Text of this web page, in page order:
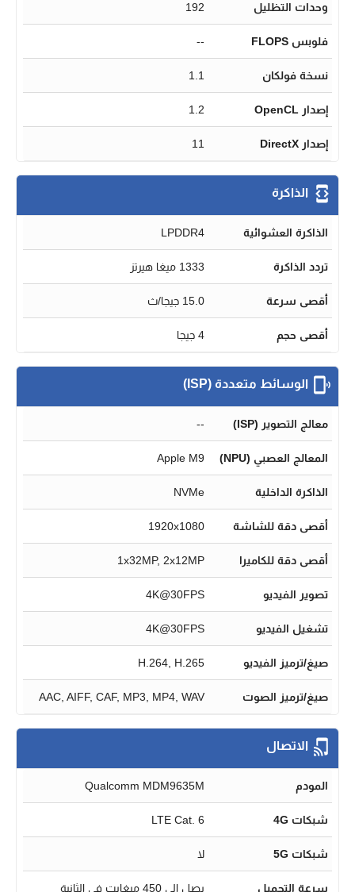
وحدات التظليل 192
فلوبس FLOPS --
نسخة فولكان 1.1
إصدار OpenCL 1.2
إصدار DirectX 11
الذاكرة
الذاكرة العشوائية LPDDR4
تردد الذاكرة 1333 ميغا هيرتز
أقصى سرعة 15.0 جيجا/ث
أقصى حجم 4 جيجا
الوسائط متعددة (ISP)
معالج التصوير (ISP) --
المعالج العصبي (NPU) Apple M9
الذاكرة الداخلية NVMe
أقصى دقة للشاشة 1920x1080
أقصى دقة للكاميرا 1x32MP, 2x12MP
تصوير الفيديو 4K@30FPS
تشغيل الفيديو 4K@30FPS
صيغ/ترميز الفيديو H.264, H.265
صيغ/ترميز الصوت AAC, AIFF, CAF, MP3, MP4, WAV
الاتصال
المودم Qualcomm MDM9635M
شبكات 4G LTE Cat. 6
شبكات 5G لا
سرعة التحميل يصل الى 450 ميغابت في الثانية